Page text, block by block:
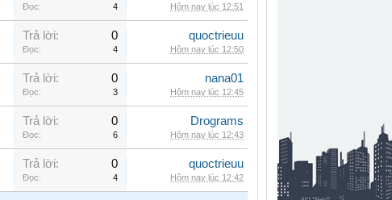
Đọc: 4 Hôm nay lúc 12:51
Trả lời: 0
Đọc: 4
quoctrieuu
Hôm nay lúc 12:50
Trả lời: 0
Đọc: 3
nana01
Hôm nay lúc 12:45
Trả lời: 0
Đọc: 6
Drograms
Hôm nay lúc 12:43
Trả lời: 0
Đọc: 4
quoctrieuu
Hôm nay lúc 12:42